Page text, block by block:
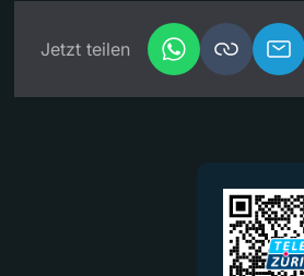
Jetzt teilen